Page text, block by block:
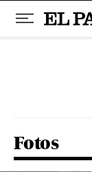
Fotos